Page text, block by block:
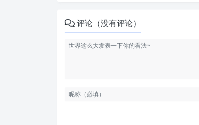
评论（没有评论）